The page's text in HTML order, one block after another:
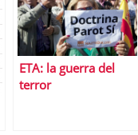
ETA: la guerra del
terror